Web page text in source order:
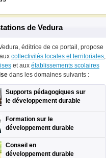
de Vedura
éditrice de ce portail, propose
collectivités locales et territoriales,
et aux établissements scolaires
dans les domaines suivants :
Supports pédagogiques sur
le développement durable
Formation sur le
développement durable
Conseil en
développement durable